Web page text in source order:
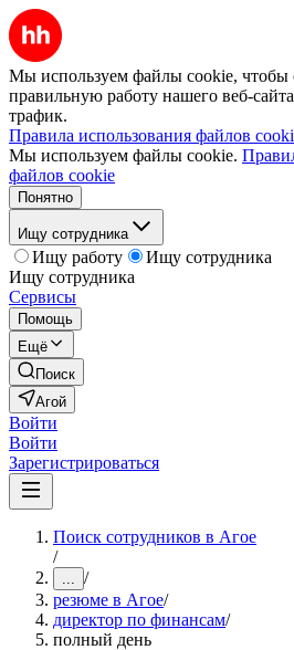
Мы используем файлы cookie, чтобы
правильную работу нашего веб-
трафик.
Правила использования файлов
Мы используем файлы cookie.
файлов cookie
Понятно
Ищу сотрудника
Ищу работу
Ищу сотрудника
Ищу сотрудника
Сервисы
Помощь
Ещё
Поиск
Агой
Войти
Войти
Зарегистрироваться
Поиск сотрудников в Агое
/
... /
резюме в Агое/
директор по финансам/
полный день